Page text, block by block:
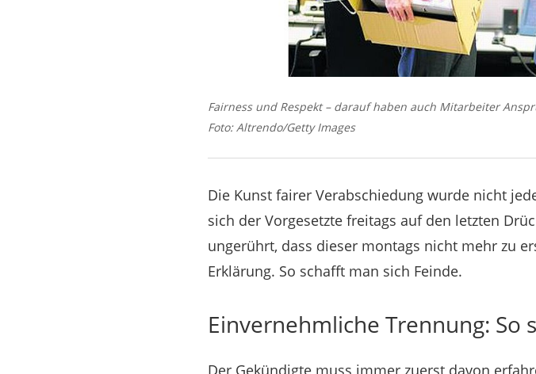
Fairness und Respekt – darauf haben auch Mitarbeiter
Foto: Altrendo/Getty Images
Die Kunst fairer Verabschiedung wurde nicht
sich der Vorgesetzte freitags auf den letzten
ungerührt, dass dieser montags nicht mehr zu
Erklärung. So schafft man sich Feinde.
Einvernehmliche Trennung: So